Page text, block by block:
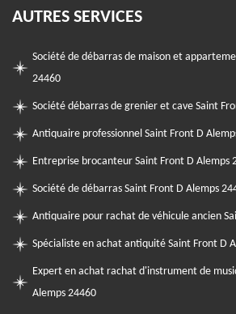
AUTRES SERVICES
Société de débarras de maison et
24460
Société débarras de grenier et cave Saint
Antiquaire professionnel Saint Front D
Entreprise brocanteur Saint Front D Alemps
Société de débarras Saint Front D Alemps
Antiquaire pour rachat de véhicule ancien
Spécialiste en achat antiquité Saint Front D
Expert en achat rachat d'instrument de
Alemps 24460